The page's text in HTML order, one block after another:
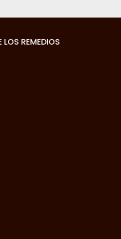
LOS REMEDIOS